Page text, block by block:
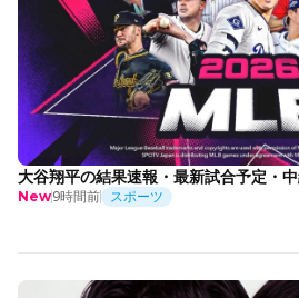
大谷翔平の結果速報・最新試合予定・
New9時間前 スポーツ